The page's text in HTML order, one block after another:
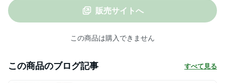
販売サイトへ
この商品は購入できません
この商品のブログ記事 すべて見る